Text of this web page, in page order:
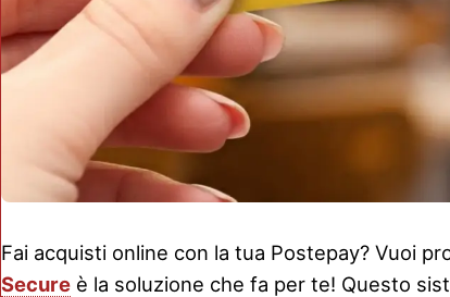
Fai acquisti online con la tua Postepay? Vuoi
Secure è la soluzione che fa per te! Questo